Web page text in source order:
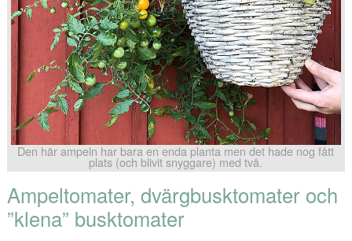
Den här ampeln har bara en enda planta men det hade nog fått
plats (och blivit snyggare) med två.
Ampeltomater, dvärgbusktomater och
”klena” busktomater